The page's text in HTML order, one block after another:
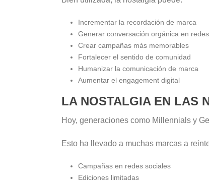
Incrementar la recordación de marca
Generar conversación orgánica en
Crear campañas más memorables
Fortalecer el sentido de comunidad
Humanizar la comunicación de marca
Aumentar el engagement digital
LA NOSTALGIA EN LAS
Hoy, generaciones como Millennials y
Esto ha llevado a muchas marcas a
Campañas en redes sociales
Ediciones limitadas